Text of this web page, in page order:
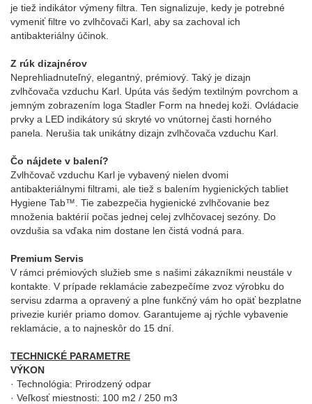
je tiež indikátor výmeny filtra. Ten signalizuje, kedy je potrebné
vymeniť filtre vo zvlhčovači Karl, aby sa zachoval ich
antibakteriálny účinok.
Z rúk dizajnérov
Neprehliadnuteľný, elegantný, prémiový. Taký je dizajn
zvlhčovača vzduchu Karl. Upúta vás šedým textilným povrchom a
jemným zobrazením loga Stadler Form na hnedej koži. Ovládacie
prvky a LED indikátory sú skryté vo vnútornej časti horného
panela. Nerušia tak unikátny dizajn zvlhčovača vzduchu Karl.
Čo nájdete v balení?
Zvlhčovač vzduchu Karl je vybavený nielen dvomi
antibakteriálnymi filtrami, ale tiež s balením hygienických tabliet
Hygiene Tab™. Tie zabezpečia hygienické zvlhčovanie bez
množenia baktérií počas jednej celej zvlhčovacej sezóny. Do
ovzdušia sa vďaka nim dostane len čistá vodná para.
Premium Servis
V rámci prémiových služieb sme s našimi zákazníkmi neustále v
kontakte. V prípade reklamácie zabezpečíme zvoz výrobku do
servisu zdarma a opravený a plne funkčný vám ho opäť bezplatne
privezie kuriér priamo domov. Garantujeme aj rýchle vybavenie
reklamácie, a to najneskôr do 15 dní.
TECHNICKÉ PARAMETRE
VÝKON
· Technológia: Prirodzený odpar
· Veľkosť miestnosti: 100 m2 / 250 m3